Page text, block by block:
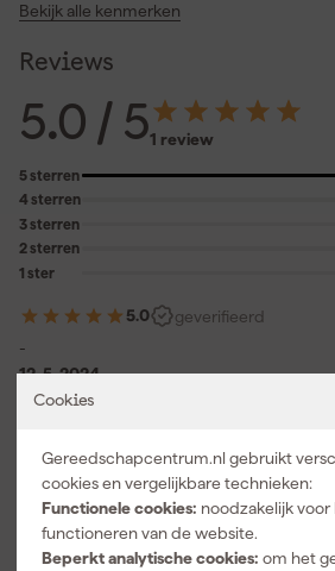
Cookies
Gereedschapcentrum.nl gebruikt
cookies en vergelijkbare technieken:
Functionele cookies: noodzakelijk
functioneren van de website.
Beperkt analytische cookies: om het
Bekijk alle kenmerken
Reviews
5.0 / 51 review
5 sterren
4 sterren
3 sterren
2 sterren
1 ster
5.0
geverifieerd
-
12-5-2024
Vaak gekocht met
Top deal